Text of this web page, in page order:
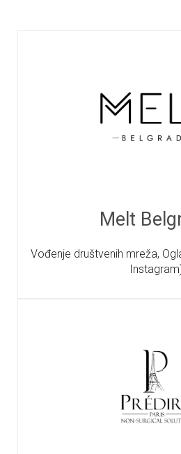
Melt
Vođenje društvenih mreža,